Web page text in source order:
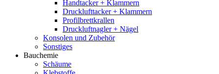
Handtacker + Klammern
Drucklufttacker + Klammern
Profilbrettkrallen
Druckluftnagler + Nägel
Konsolen und Zubehör
Sonstiges
Bauchemie
Schäume